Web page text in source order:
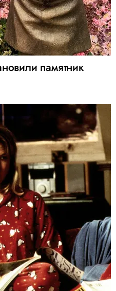
памятник